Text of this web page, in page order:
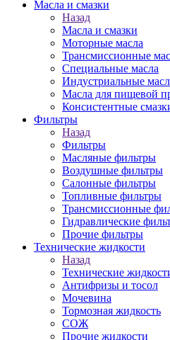
Масла и смазки
Назад
Масла и смазки
Моторные масла
Трансмиссионные
Специальные масла
Индустриальные
Масла для пищевой
Консистентные
Фильтры
Назад
Фильтры
Масляные фильтры
Воздушные фильтры
Салонные фильтры
Топливные фильтры
Трансмиссионные
Гидравлические
Прочие фильтры
Технические жидкости
Назад
Технические
Антифризы и тосол
Мочевина
Тормозная жидкость
СОЖ
Прочие жидкости